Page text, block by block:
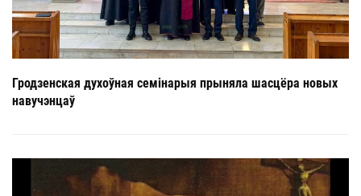
Гродзенская духоўная семінарыя прыняла шасцёра новых
навучэнцаў